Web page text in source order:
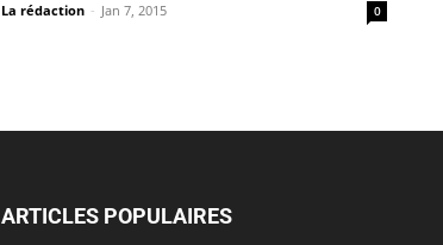
La rédaction - Jan 7, 2015 0
ARTICLES POPULAIRES